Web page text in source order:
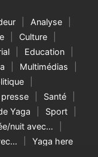
Analyse
Culture
Education
Multimédias
presse
Santé
Yaga
Sport
nuit avec…
Yaga here